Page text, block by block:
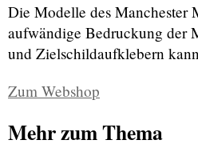
Die Modelle des Manchester
aufwändige Bedruckung der
und Zielschildaufklebern
Zum Webshop
Mehr zum Thema